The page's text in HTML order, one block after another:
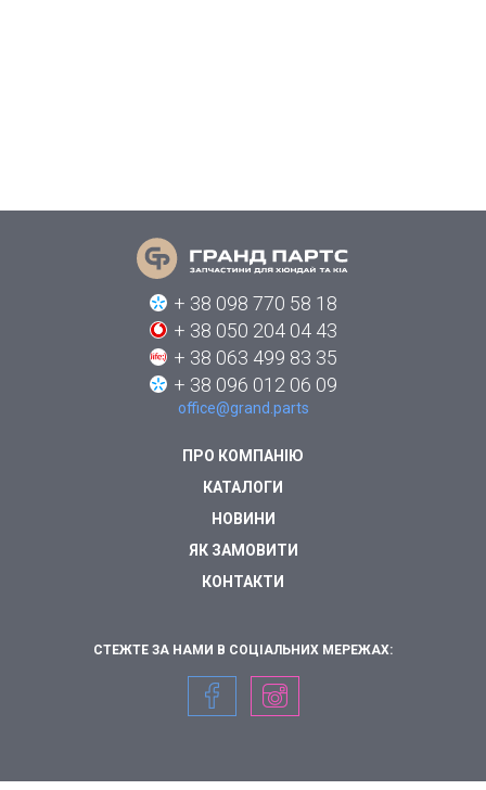
ПРО КОМПАНІЮ
КАТАЛОГИ
НОВИНИ
ЯК ЗАМОВИТИ
КОНТАКТИ
+ 38 098 770 58 18
+ 38 050 204 04 43
+ 38 063 499 83 35
+ 38 096 012 06 09
office@grand.parts
СТЕЖТЕ ЗА НАМИ В СОЦІАЛЬНИХ МЕРЕЖАХ: